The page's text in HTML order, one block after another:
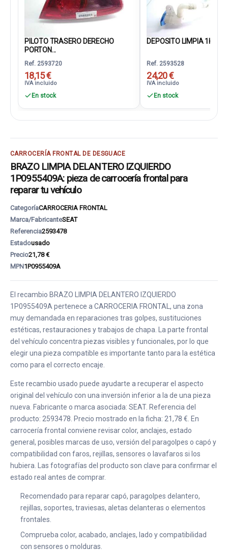
PILOTO TRASERO DERECHO
PORTON...
Ref. 2593720
18,15 €
IVA incluido
En stock
DEPOSITO LIMPIA
Ref. 2593528
24,20 €
IVA incluido
En stock
CARROCERÍA FRONTAL DE DESGUACE
BRAZO LIMPIA DELANTERO IZQUIERDO
1P0955409A: pieza de carrocería frontal para
reparar tu vehículo
CategoríaCARROCERIA FRONTAL
Marca/FabricanteSEAT
Referencia2593478
Estadousado
Precio21,78 €
MPN1P0955409A
El recambio BRAZO LIMPIA DELANTERO IZQUIERDO
1P0955409A pertenece a CARROCERIA FRONTAL, una zona
muy demandada en reparaciones tras golpes, sustituciones
estéticas, restauraciones y trabajos de chapa. La parte frontal
del vehículo concentra piezas visibles y funcionales, por lo que
elegir una pieza compatible es importante tanto para la estética
como para el correcto encaje.
Este recambio usado puede ayudarte a recuperar el aspecto
original del vehículo con una inversión inferior a la de una pieza
nueva. Fabricante o marca asociada: SEAT. Referencia del
producto: 2593478. Precio mostrado en la ficha: 21,78 €. En
carrocería frontal conviene revisar color, anclajes, estado
general, posibles marcas de uso, versión del paragolpes o capó y
compatibilidad con faros, rejillas, sensores o lavafaros si los
hubiera. Las fotografías del producto son clave para confirmar el
estado real antes de comprar.
Recomendado para reparar capó, paragolpes delantero,
rejillas, soportes, traviesas, aletas delanteras o elementos
frontales.
Comprueba color, acabado, anclajes, lado y compatibilidad
con sensores o molduras.